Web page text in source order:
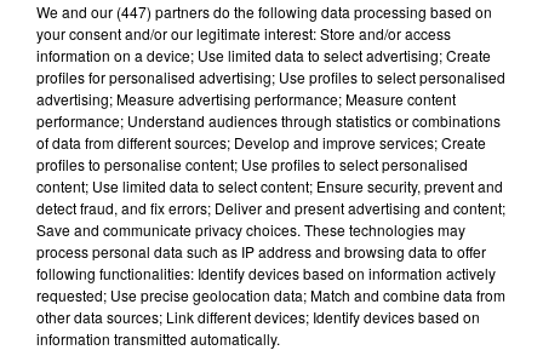
Lecture (2 min 22 sec)
100%
We and our (447) partnersdo the following data processing based on
your consent and/or our legitimate interest: Store and/or access
information on a device; Use limited data to select advertising; Create
profiles for personalised advertising; Use profiles to select personalised
advertising; Measure advertising performance; Measure content
performance; Understand audiences through statistics or combinations
of data from different sources; Develop and improve services; Create
profiles to personalise content; Use profiles to select personalised
content; Use limited data to select content; Ensure security, prevent and
detect fraud, and fix errors; Deliver and present advertising and content;
Save and communicate privacy choices. These technologies may
process personal data such as IP address and browsing data to offer
following functionalities: Identify devices based on information actively
requested; Use precise geolocation data; Match and combine data from
other data sources; Link different devices; Identify devices based on
information transmitted automatically.